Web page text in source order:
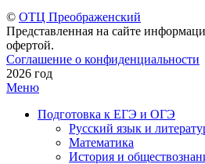
© ОТЦ Преображенский
Представленная на сайте
офертой.
Соглашение о конфиденциальности
2026 год
Меню
Подготовка к ЕГЭ и ОГЭ
Русский язык и
Математика
История и